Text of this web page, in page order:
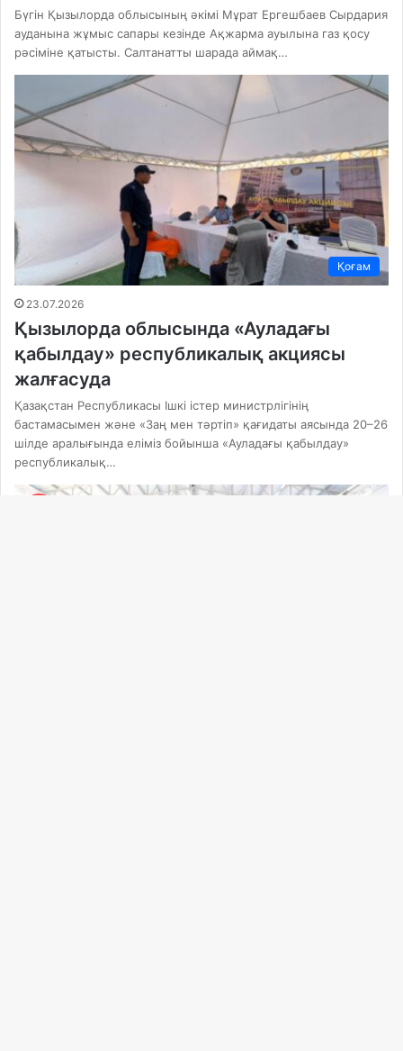
Бүгін Қызылорда облысының әкімі Мұрат Ергешбаев Сырдария
ауданына жұмыс сапары кезінде Ақжарма ауылына газ қосу
рәсіміне қатысты. Салтанатты шарада аймақ…
Қоғам
23.07.2026
Қызылорда облысында «Ауладағы
қабылдау» республикалық акциясы
жалғасуда
Қазақстан Республикасы Ішкі істер министрлігінің
бастамасымен және «Заң мен тәртіп» қағидаты аясында 20–26
шілде аралығында еліміз бойынша «Ауладағы қабылдау»
республикалық…